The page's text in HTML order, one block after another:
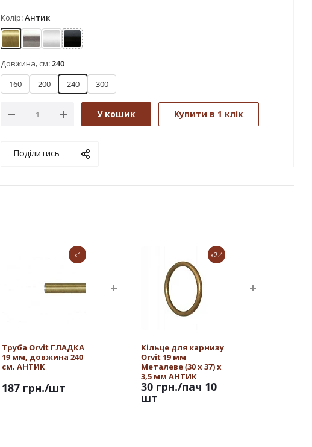
Колір:Антик
АнтикНержавіюча сталь
СатинЧорний оксамит
Довжина, см:240
160
200 240 300
У кошик Купити в 1 клік
Поділитись
x1
Труба Orvit ГЛАДКА
19 мм, довжина 240
см, АНТИК
187 грн./шт
x2.4
Кільце для карнизу
Orvit 19 мм
Металеве (30 х 37) х
3,5 мм АНТИК
30 грн./пач 10
шт